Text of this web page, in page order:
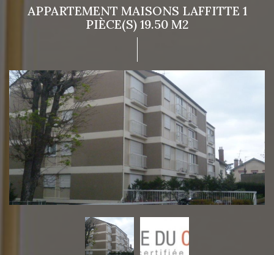
APPARTEMENT MAISONS LAFFITTE 1
PIÈCE(S) 19.50 M2